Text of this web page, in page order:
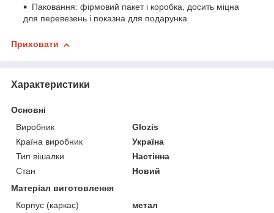
Паковання: фірмовий пакет і коробка, досить міцна
для перевезень і показна для подарунка
Приховати
Характеристики
Основні
Виробник
Glozis
Країна виробник
Україна
Тип вішалки
Настінна
Стан
Новий
Матеріал виготовлення
Корпус (каркас)
метал